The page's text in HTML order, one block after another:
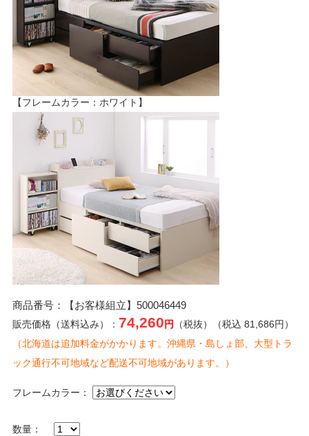
【フレームカラー：ホワイト】
商品番号：【お客様組立】500046449
販売価格（送料込み）： 74,260 円
（税抜）（税込 81,686円）
（北海道は追加料金がかかります。沖縄県・島しょ部、大型トラ
ック通行不可地域など配送不可地域があります。）
フレームカラー：
数量：